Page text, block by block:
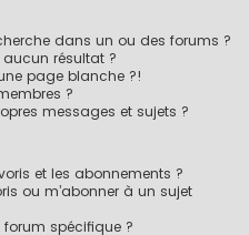
dans un ou des forums ?
résultat ?
page blanche ?!
?
messages et sujets ?
et les abonnements ?
ou m’abonner à un sujet
spécifique ?